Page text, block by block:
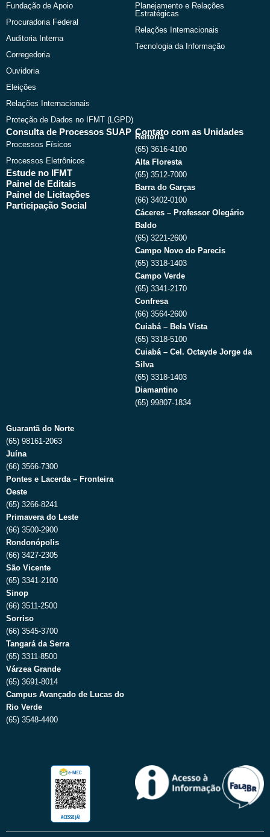
Fundação de Apoio
Procuradoria Federal
Auditoria Interna
Corregedoria
Ouvidoria
Eleições
Relações Internacionais
Proteção de Dados no IFMT (LGPD)
Planejamento e Relações
Estratégicas
Relações Internacionais
Tecnologia da Informação
Consulta de Processos SUAP
Processos Físicos
Processos Eletrônicos
Estude no IFMT
Painel de Editais
Painel de Licitações
Participação Social
Contato com as Unidades
Reitoria
(65) 3616-4100
Alta Floresta
(65) 3512-7000
Barra do Garças
(66) 3402-0100
Cáceres – Professor Olegário
Baldo
(65) 3221-2600
Campo Novo do Parecis
(65) 3318-1403
Campo Verde
(65) 3341-2170
Confresa
(66) 3564-2600
Cuiabá – Bela Vista
(65) 3318-5100
Cuiabá – Cel. Octayde Jorge da
Silva
(65) 3318-1403
Diamantino
(65) 99807-1834
Guarantã do Norte
(65) 98161-2063
Juína
(66) 3566-7300
Pontes e Lacerda – Fronteira
Oeste
(65) 3266-8241
Primavera do Leste
(66) 3500-2900
Rondonópolis
(66) 3427-2305
São Vicente
(65) 3341-2100
Sinop
(66) 3511-2500
Sorriso
(66) 3545-3700
Tangará da Serra
(65) 3311-8500
Várzea Grande
(65) 3691-8014
Campus Avançado de Lucas do
Rio Verde
(65) 3548-4400